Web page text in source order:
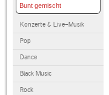
Bunt gemischt
Konzerte & Live-Musik
Pop
Dance
Black Music
Rock